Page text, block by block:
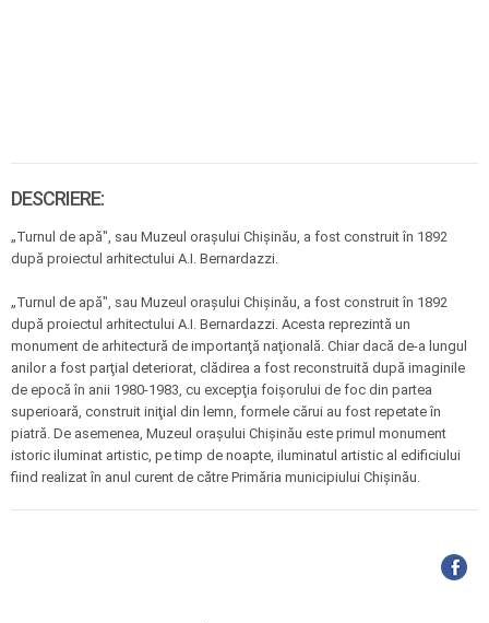
DESCRIERE:
„Turnul de apă", sau Muzeul oraşului Chişinău, a fost construit în 1892
după proiectul arhitectului A.I. Bernardazzi.
„Turnul de apă", sau Muzeul oraşului Chişinău, a fost construit în 1892
după proiectul arhitectului A.I. Bernardazzi. Acesta reprezintă un
monument de arhitectură de importanţă naţională. Chiar dacă de-a lungul
anilor a fost parţial deteriorat, clădirea a fost reconstruită după imaginile
de epocă în anii 1980-1983, cu excepţia foişorului de foc din partea
superioară, construit iniţial din lemn, formele cărui au fost repetate în
piatră. De asemenea, Muzeul oraşului Chişinău este primul monument
istoric iluminat artistic, pe timp de noapte, iluminatul artistic al edificiului
fiind realizat în anul curent de către Primăria municipiului Chişinău.